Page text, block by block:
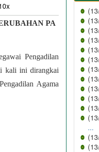
PA
Pengadilan
kali ini dirangkai
Agama
...